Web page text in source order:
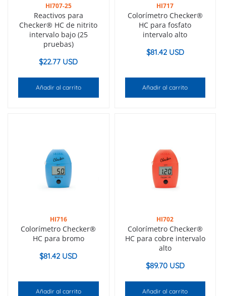
HI707-25
Reactivos para
Checker® HC de nitrito
intervalo bajo (25
pruebas)
$22.77 USD
Añadir al carrito
HI717
Colorímetro Checker®
HC para fosfato
intervalo alto
$81.42 USD
Añadir al carrito
HI716
Colorímetro Checker®
HC para bromo
$81.42 USD
Añadir al carrito
HI702
Colorímetro Checker®
HC para cobre intervalo
alto
$89.70 USD
Añadir al carrito